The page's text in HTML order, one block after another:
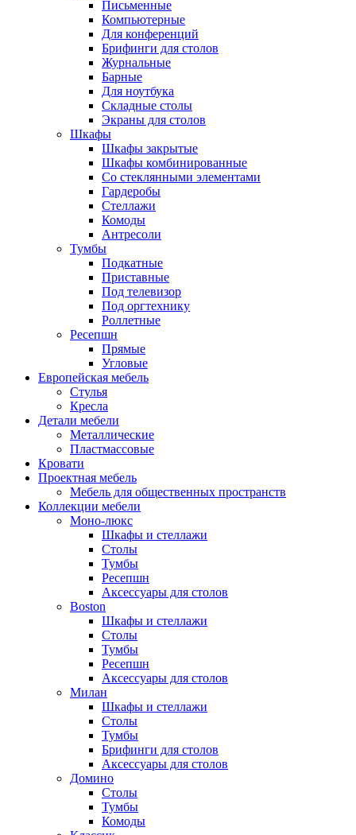
Письменные
Компьютерные
Для конференций
Брифинги для столов
Журнальные
Барные
Для ноутбука
Складные столы
Экраны для столов
Шкафы
Шкафы закрытые
Шкафы комбинированные
Со стеклянными элементами
Гардеробы
Стеллажи
Комоды
Антресоли
Тумбы
Подкатные
Приставные
Под телевизор
Под оргтехнику
Роллетные
Ресепшн
Прямые
Угловые
Европейская мебель
Стулья
Кресла
Детали мебели
Металлические
Пластмассовые
Кровати
Проектная мебель
Мебель для общественных пространств
Коллекции мебели
Моно-люкс
Шкафы и стеллажи
Столы
Тумбы
Ресепшн
Аксессуары для столов
Boston
Шкафы и стеллажи
Столы
Тумбы
Ресепшн
Аксессуары для столов
Милан
Шкафы и стеллажи
Столы
Тумбы
Брифинги для столов
Аксессуары для столов
Домино
Столы
Тумбы
Комоды